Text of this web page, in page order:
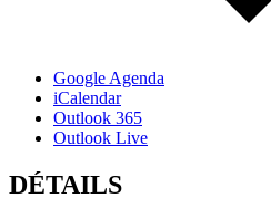
Google Agenda
iCalendar
Outlook 365
Outlook Live
DÉTAILS